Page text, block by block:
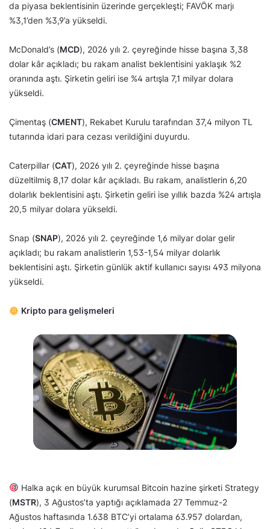
da piyasa beklentisinin üzerinde gerçekleşti; FAVÖK marjı
%3,1’den %3,9’a yükseldi.
McDonald’s (MCD), 2026 yılı 2. çeyreğinde hisse başına 3,38
dolar kâr açıkladı; bu rakam analist beklentisini yaklaşık %2
oranında aştı. Şirketin geliri ise %4 artışla 7,1 milyar dolara
yükseldi.
Çimentaş (CMENT), Rekabet Kurulu tarafından 37,4 milyon TL
tutarında idari para cezası verildiğini duyurdu.
Caterpillar (CAT), 2026 yılı 2. çeyreğinde hisse başına
düzeltilmiş 8,17 dolar kâr açıkladı. Bu rakam, analistlerin 6,20
dolarlık beklentisini aştı. Şirketin geliri ise yıllık bazda %24 artışla
20,5 milyar dolara yükseldi.
Snap (SNAP), 2026 yılı 2. çeyreğinde 1,6 milyar dolar gelir
açıkladı; bu rakam analistlerin 1,53-1,54 milyar dolarlık
beklentisini aştı. Şirketin günlük aktif kullanıcı sayısı 493 milyona
yükseldi.
Kripto para gelişmeleri
Halka açık en büyük kurumsal Bitcoin hazine şirketi Strategy
(MSTR), 3 Ağustos’ta yaptığı açıklamada 27 Temmuz-2
Ağustos haftasında 1.638 BTC’yi ortalama 63.957 dolardan,